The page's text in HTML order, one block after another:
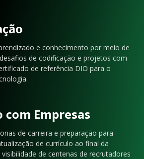
e conhecimento por meio de
de codificação e projetos com
de referência DIO para o
com Empresas
de carreira e preparação para
de currículo ao final da
de centenas de recrutadores